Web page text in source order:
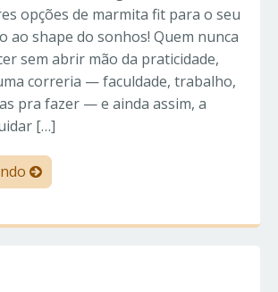
opções de marmita fit para o seu
ao shape do sonhos! Quem nunca
sem abrir mão da praticidade,
correria — faculdade, trabalho,
pra fazer — e ainda assim, a
[…]